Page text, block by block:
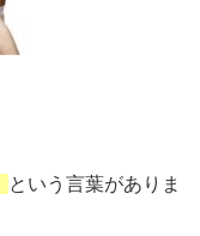
という言葉がありま